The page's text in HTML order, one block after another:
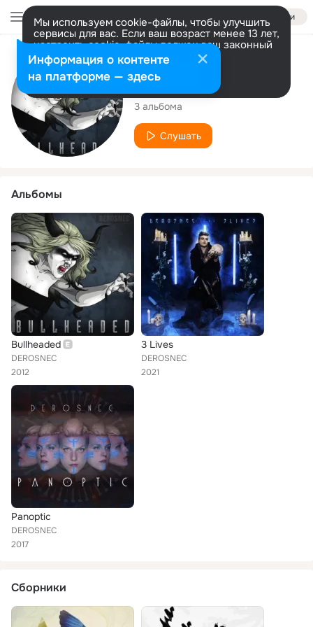
Войти
Мы используем cookie-файлы, чтобы улучшить
сервисы для вас. Если ваш возраст менее 13 лет,
настроить cookie-файлы должен ваш законный
представитель. Больше информации
Разрешить все Настроить
Исполнитель
DEROSNEC
3 альбома
Слушать
Альбомы
Bullheaded
DEROSNEC
2012
3 Lives
DEROSNEC
2021
Panoptic
DEROSNEC
2017
Сборники
Информация о контенте
на платформе — здесь